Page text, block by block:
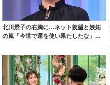
北川景子の右胸に…ネット羨望と嫉妬
の嵐「今世で運を使い果たしたな」